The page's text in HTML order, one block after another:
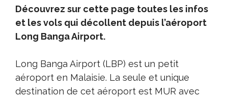
Découvrez sur cette page toutes les infos
et les vols qui décollent depuis l’aéroport
Long Banga Airport.
Long Banga Airport (LBP) est un petit
aéroport en Malaisie. La seule et unique
destination de cet aéroport est MUR avec